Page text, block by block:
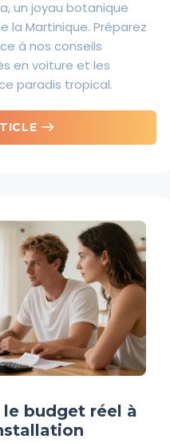
un joyau botanique
la Martinique. Préparez
à nos conseils
en voiture et les
paradis tropical.
east
budget réel à